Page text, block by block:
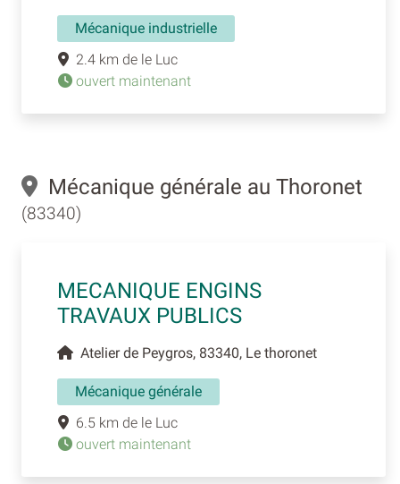
Mécanique industrielle
2.4 km de le Luc
ouvert maintenant
Mécanique générale au Thoronet
(83340)
MECANIQUE ENGINS
TRAVAUX PUBLICS
Atelier de Peygros, 83340, Le thoronet
Mécanique générale
6.5 km de le Luc
ouvert maintenant